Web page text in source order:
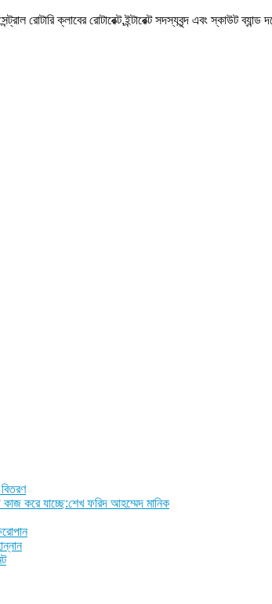
রোটারি ক্লাবের রোটারেক্ট,ইন্টারেক্ট সদস্যবৃন্দ এবং স্কাউট ব্যান্ড
করে যাচ্ছে:শেখ ফরিদ আহম্মেদ মানিক